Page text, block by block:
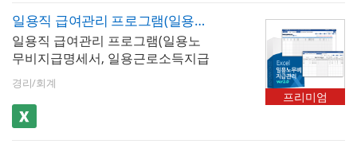
된 문서를 급여대장, 급여명세서, 급
여입금내역서 시트에서 확인할 수
있으며, 급여명세서는 1장, 세로형 2
장, 가로형 2장 총 3가지 형태로 출
여지급내역, 사원별 급여지급내역,
급여결산보고서 형태로 급여 통계
일용직 급여관리 프로그램(일용노무비지급명세서, 일용근로소득지급명세서)
일용직 급여관리 프로그램(일용노
무비지급명세서, 일용근로소득지급
명세서)입니다. 현장별, 일자별 출근
기록을 저장, 검색, 누적할 수 있습
니다. 소득세, 4대보험 등이 자동계
산되며 현장별/월별로도 출근기록
경리/회계
프리미엄